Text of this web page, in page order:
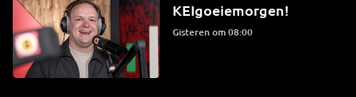
KEIgoeiemorgen!
Gisteren om 08:00